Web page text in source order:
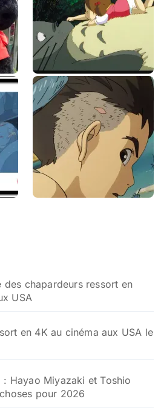
chapardeurs ressort en
USA
en 4K au cinéma aux USA le
Hayao Miyazaki et Toshio
pour 2026